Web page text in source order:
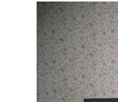
Аренда
квартир
Дарницкий
район
Новая
Дарница
Вереснева
5